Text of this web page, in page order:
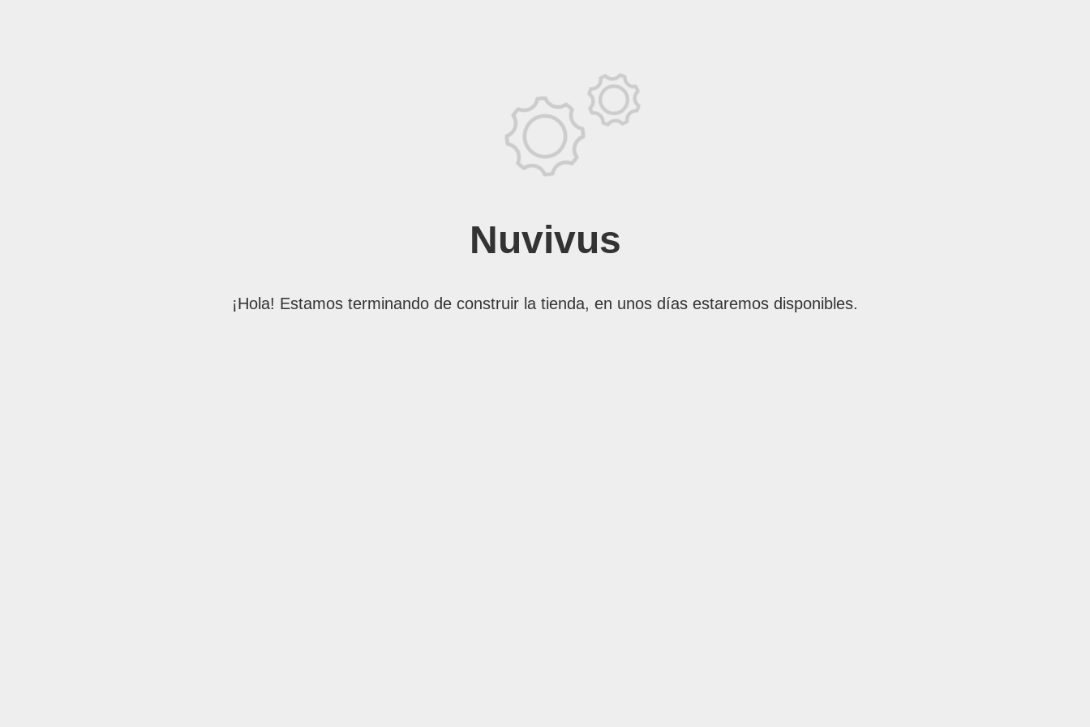
Nuvivus
¡Hola! Estamos terminando de construir la tienda, en unos días estaremos disponibles.